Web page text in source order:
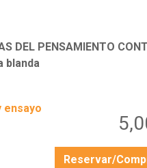
PENSAMIENTO
blanda
ensayo
Reservar/